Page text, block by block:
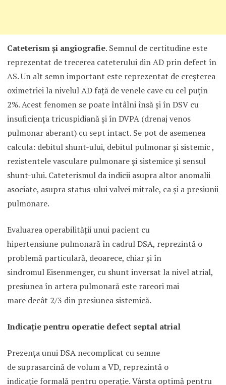
Cateterism şi angiografie. Semnul de certitudine este
reprezentat de trecerea cateterului din AD prin defect în
AS. Un alt semn important este reprezentat de creşterea
oximetriei la nivelul AD faţă de venele cave cu cel puţin
2%. Acest fenomen se poate întâlni însă şi în DSV cu
insuficienţa tricuspidiană şi în DVPA (drenaj venos
pulmonar aberant) cu sept intact. Se pot de asemenea
calcula: debitul shunt-ului, debitul pulmonar şi sistemic ,
rezistentele vasculare pulmonare şi sistemice şi sensul
shunt-ului. Cateterismul da indicii asupra altor anomalii
asociate, asupra status-ului valvei mitrale, ca şi a presiunii
pulmonare.
Evaluarea operabilităţii unui pacient cu
hipertensiune pulmonară în cadrul DSA, reprezintă o
problemă particulară, deoarece, chiar şi în
sindromul Eisenmenger, cu shunt inversat la nivel atrial,
presiunea în artera pulmonară este rareori mai
mare decât 2/3 din presiunea sistemică.
Indicaţie pentru operatie defect septal atrial
Prezenţa unui DSA necomplicat cu semne
de suprasarcină de volum a VD, reprezintă o
indicaţie formală pentru operaţie. Vârsta optimă pentru